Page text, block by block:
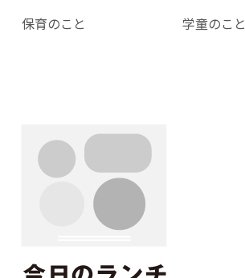
保育のこと 学童のこと